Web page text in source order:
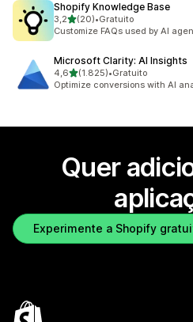
Shopify Knowledge Base
3,2de 5 estrelas
(20)
20 total de avaliações
•Gratuito
Customize FAQs used by AI
Microsoft Clarity: AI Insights
4,6de 5 estrelas
(1.825)
1825 total de avaliações
•Gratuito
Optimize conversions with AI
Quer
Experimente a Shopify